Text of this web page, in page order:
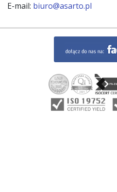
E-mail: biuro@asarto.pl